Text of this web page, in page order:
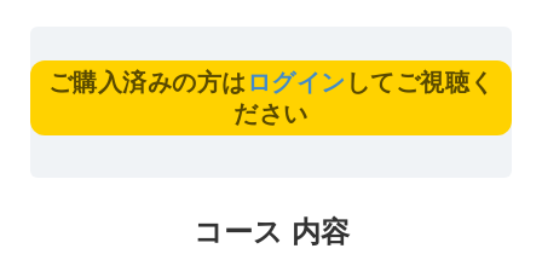
ご購入済みの方は ログイン してご視聴く
ださい
コース 内容